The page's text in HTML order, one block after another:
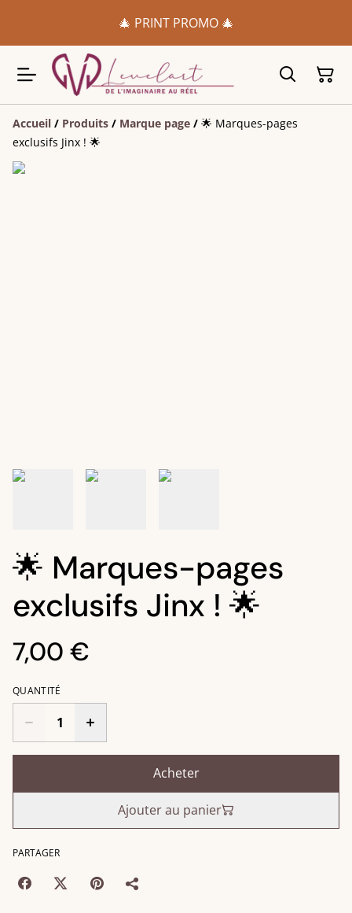
🎄 PRINT PROMO 🎄
Accueil / Produits / Marque page / 🌟 Marques-pages
exclusifs Jinx ! 🌟
🌟 Marques-pages
exclusifs Jinx ! 🌟
7,00 €
QUANTITÉ
Acheter
Ajouter au panier
PARTAGER